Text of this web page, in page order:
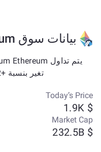
بيانات سوق Arbitrum Ethereum
تغير بنسبة +3.12% خلال الأيام السبعة الماضية.
Today’s Price
$ 1.9K
Market Cap
$ 232.5B